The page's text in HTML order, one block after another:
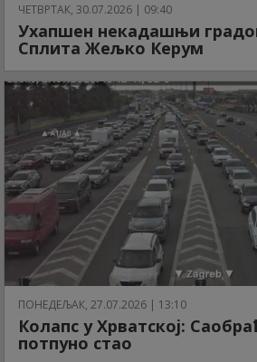
ЧЕТВРТАК, 30.07.2026 | 09:40
Ухапшен некадашњи
Сплита Жељко Керум
ПОНЕДЕЉАК, 27.07.2026 | 13:10
Колапс у Хрватској:
потпуно стао